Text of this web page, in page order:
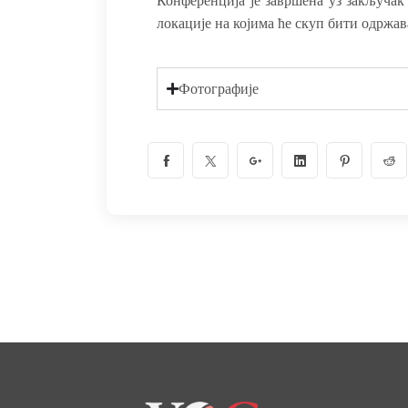
локације на којима ће скуп бити
Фотографије